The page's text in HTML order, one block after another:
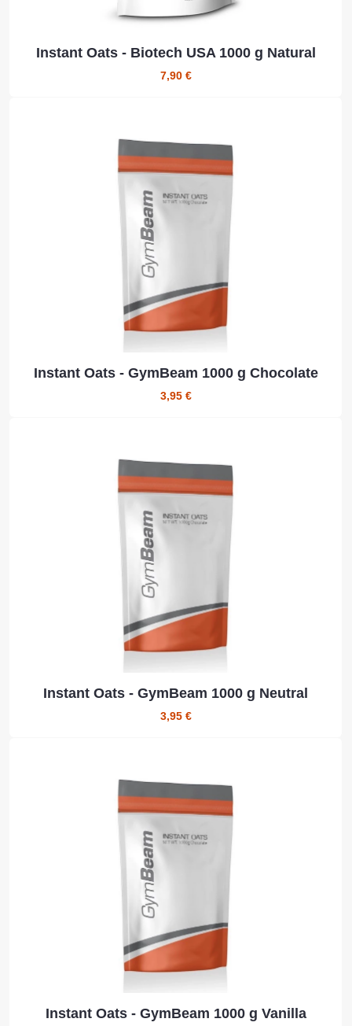
Instant Oats - Biotech USA 1000 g Natural
7,90 €
Instant Oats - GymBeam 1000 g Chocolate
3,95 €
Instant Oats - GymBeam 1000 g Neutral
3,95 €
Instant Oats - GymBeam 1000 g Vanilla